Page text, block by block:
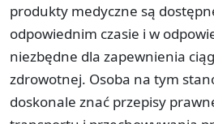
produkty medyczne są
odpowiednim czasie i w
niezbędne dla zapewnienia
zdrowotnej. Osoba na tym
doskonale znać przepisy